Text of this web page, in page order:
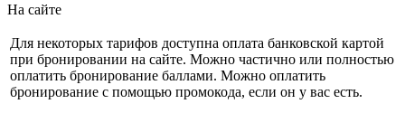
На сайте
Для некоторых тарифов доступна оплата банковской картой
при бронировании на сайте. Можно частично или полностью
оплатить бронирование баллами. Можно оплатить
бронирование с помощью промокода, если он у вас есть.